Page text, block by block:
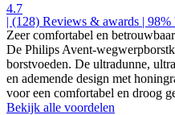
4.7
| (128) Reviews & awards | 98%
Zeer comfortabel en betrouwbaar
De Philips Avent-
borstvoeden. De ultradunne,
en ademende design met
voor een comfortabel en droog
Bekijk alle voordelen